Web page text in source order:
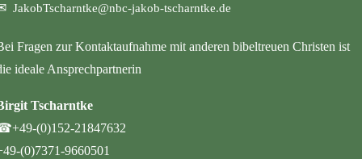
JakobTscharntke@nbc-jakob-tscharntke.de
Fragen zur Kontaktaufnahme mit anderen bibeltreuen Christen ist
ideale Ansprechpartnerin
Tscharntke
+49-(0)152-21847632
(0)7371-9660501